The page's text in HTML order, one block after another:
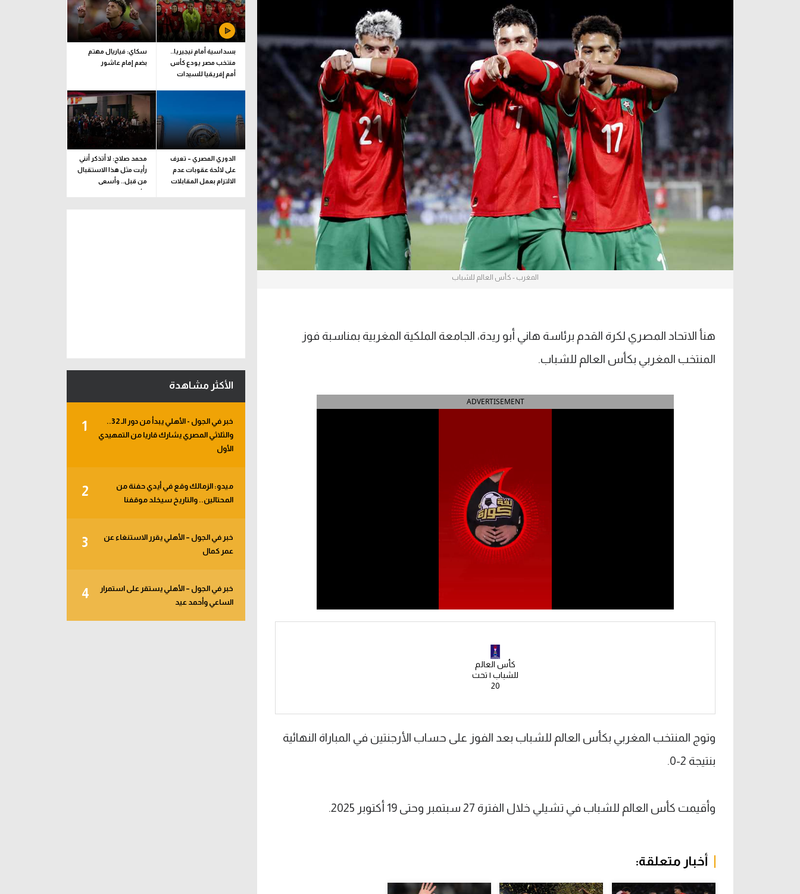
ركن الألعاب
الدوري السعودي للمحترفين
دوري أبطال أوروبا
دوري أبطال إفريقيا
كل البطولات
دوري أبطال أوروبا
القسم الثاني
رياضات أخرى
ركن الألعاب
المغرب - كأس العالم للشباب
هنأ الاتحاد المصري لكرة القدم برئاسة هاني أبو ريدة، الجامعة الملكية المغربية بمناسبة فوز
المنتخب المغربي بكأس العالم للشباب.
ADVERTISEMENT
كأس العالم
للشباب | تحت
20
وتوج المنتخب المغربي بكأس العالم للشباب بعد الفوز على حساب الأرجنتين في المباراة النهائية
بنتيجة 2-0.
وأقيمت كأس العالم للشباب في تشيلي خلال الفترة 27 سبتمبر وحتى 19 أكتوبر 2025.
أخبار متعلقة:
بسداسية أمام نيجيريا..
منتخب مصر يودع كأس
أمم إفريقيا للسيدات
سكاي: فياريال مهتم
بضم إمام عاشور
الدوري المصري – تعرف
على لائحة عقوبات عدم
الالتزام بعمل المقابلات
محمد صلاح: لا أتذكر أنني
رأيت مثل هذا الاستقبال
من قبل.. وأسعى
للألقاب مع الفريق
الأكثر مشاهدة
1
خبر في الجول - الأهلي يبدأ من دور الـ 32..
والثلاثي المصري يشارك قاريا من التمهيدي
الأول
2
ميدو: الزمالك وقع في أيدي حفنة من
المحتالين.. والتاريخ سيخلد موقفنا
3
خبر في الجول – الأهلي يقرر الاستنغاء عن
عمر كمال
4
خبر في الجول – الأهلي يستقر على استمرار
الساعي وأحمد عيد